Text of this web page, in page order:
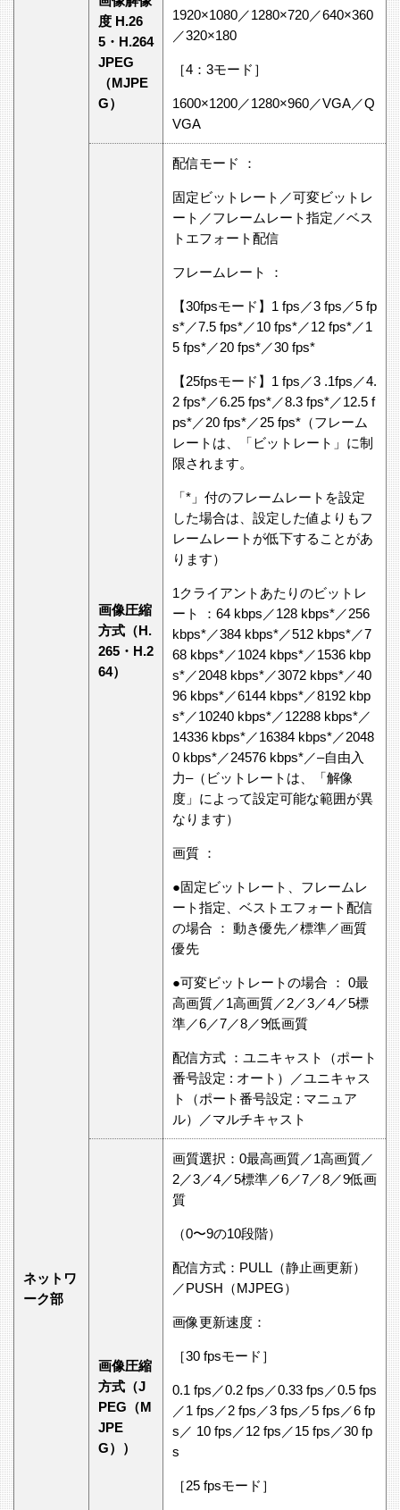
ネットワ
ーク部
度 H.26
5・H.264
JPEG
（MJPE
G）
1920×1080／1280×720／640×360
／320×180
［4：3モード］
1600×1200／1280×960／VGA／Q
VGA
画像圧縮
方式（H.
265・H.2
64）
配信モード ：
固定ビットレート／可変ビットレ
ート／フレームレート指定／ベス
トエフォート配信
フレームレート ：
【30fpsモード】1 fps／3 fps／5 fp
s*／7.5 fps*／10 fps*／12 fps*／1
5 fps*／20 fps*／30 fps*
【25fpsモード】1 fps／3 .1fps／4.
2 fps*／6.25 fps*／8.3 fps*／12.5 f
ps*／20 fps*／25 fps*（フレーム
レートは、「ビットレート」に制
限されます。
「*」付のフレームレートを設定
した場合は、設定した値よりもフ
レームレートが低下することがあ
ります）
1クライアントあたりのビットレ
ート ：64 kbps／128 kbps*／256
kbps*／384 kbps*／512 kbps*／7
68 kbps*／1024 kbps*／1536 kbp
s*／2048 kbps*／3072 kbps*／40
96 kbps*／6144 kbps*／8192 kbp
s*／10240 kbps*／12288 kbps*／
14336 kbps*／16384 kbps*／2048
0 kbps*／24576 kbps*／–自由入
力–（ビットレートは、「解像
度」によって設定可能な範囲が異
なります）
画質 ：
●固定ビットレート、フレームレ
ート指定、ベストエフォート配信
の場合 ： 動き優先／標準／画質
優先
●可変ビットレートの場合 ： 0最
高画質／1高画質／2／3／4／5標
準／6／7／8／9低画質
配信方式 ：ユニキャスト（ポート
番号設定 : オート）／ユニキャス
ト（ポート番号設定 : マニュア
ル）／マルチキャスト
画像圧縮
方式（J
PEG（M
JPE
G））
画質選択：0最高画質／1高画質／
2／3／4／5標準／6／7／8／9低画
質
（0〜9の10段階）
配信方式：PULL（静止画更新）
／PUSH（MJPEG）
画像更新速度：
［30 fpsモード］
0.1 fps／0.2 fps／0.33 fps／0.5 fps
／1 fps／2 fps／3 fps／5 fps／6 fp
s／ 10 fps／12 fps／15 fps／30 fp
s
［25 fpsモード］